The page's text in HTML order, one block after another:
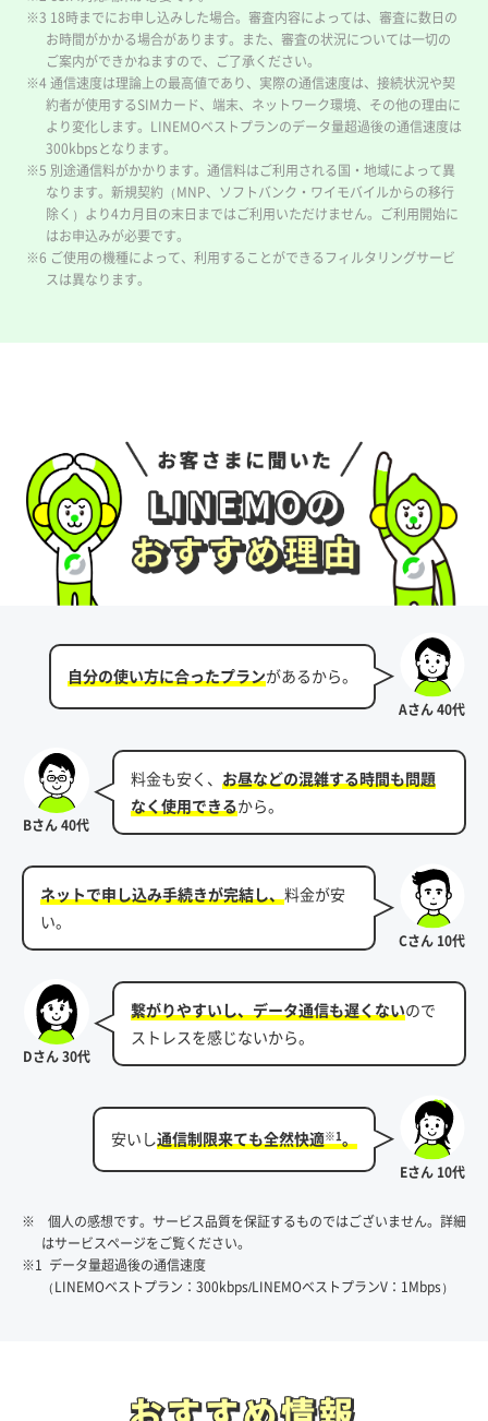
※3 18時までにお申し込みした場合。審査内容によっては、審査に数日の
お時間がかかる場合があります。また、審査の状況については一切の
ご案内ができかねますので、ご了承ください。
※4 通信速度は理論上の最高値であり、実際の通信速度は、接続状況や契
約者が使用するSIMカード、端末、ネットワーク環境、その他の理由に
より変化します。LINEMOベストプランのデータ量超過後の通信速度は
300kbpsとなります。
※5 別途通信料がかかります。通信料はご利用される国・地域によって異
なります。新規契約（MNP、ソフトバンク・ワイモバイルからの移行
除く）より4カ月目の末日まではご利用いただけません。ご利用開始に
はお申込みが必要です。
※6 ご使用の機種によって、利用することができるフィルタリングサービ
スは異なります。
自分の使い方に合ったプランがあるから。
Aさん 40代
Bさん 40代
料金も安く、 お昼などの混雑する時間も問題
なく使用できるから。
ネットで申し込み手続きが完結し、 料金が安
い。
Cさん 10代
Dさん 30代
繋がりやすいし、データ通信も遅くないので
ストレスを感じないから。
安いし通信制限来ても全然快適※1。
Eさん 10代
※ 個人の感想です。サービス品質を保証するものではございません。詳細
はサービスページをご覧ください。
※1 データ量超過後の通信速度
（LINEMOベストプラン：300kbps/LINEMOベストプランV：1Mbps）